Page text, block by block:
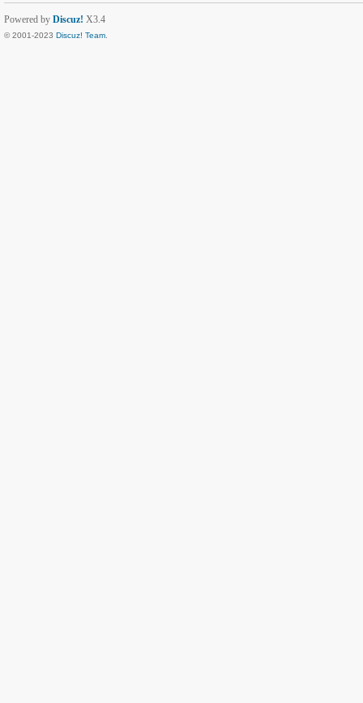
Powered by Discuz! X3.4
© 2001-2023 Discuz! Team